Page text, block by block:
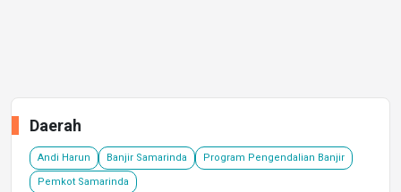
Daerah
Andi Harun Banjir Samarinda Program Pengendalian Banjir
Pemkot Samarinda